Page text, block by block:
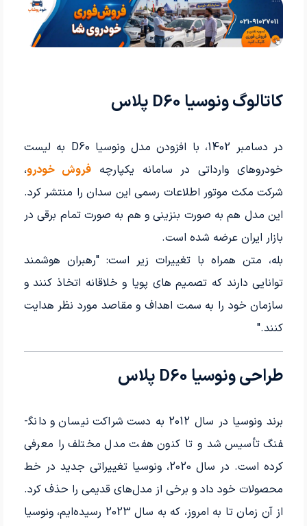
کاتالوگ ونوسیا D60 پلاس
در دسامبر 1402، با افزودن مدل ونوسیا D60 به لیست
خودروهای وارداتی در سامانه یکپارچهفروش خودرو،
شرکت مکث موتور اطلاعات رسمی این سدان را منتشر کرد.
این مدل هم به صورت بنزینی و هم به صورت تمام برقی در
بازار ایران عرضه شده است.
بله، متن همراه با تغییرات زیر است: "رهبران هوشمند
توانایی دارند که تصمیم های پویا و خلاقانه اتخاذ کنند و
سازمان خود را به سمت اهداف و مقاصد مورد نظر هدایت
کنند."
طراحی ونوسیا D60 پلاس
برند ونوسیا در سال 2012 به دست شراکت نیسان و دانگ­
فنگ تأسیس شد و تا کنون هفت مدل مختلف را معرفی
کرده است. در سال 2020، ونوسیا تغییراتی جدید در خط
محصولات خود داد و برخی از مدل‌های قدیمی را حذف کرد.
از آن زمان تا به امروز، که به سال 2023 رسیده‌ایم، ونوسیا